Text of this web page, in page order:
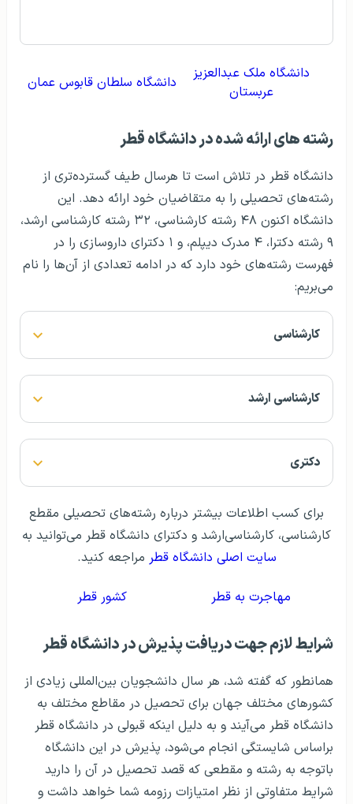
دانشگاه ملک عبدالعزیز
عربستان
دانشگاه سلطان قابوس عمان
رشته‌‌ های ارائه شده در دانشگاه قطر
دانشگاه قطر در تلاش است تا هرسال طیف گسترده‌تری از
رشته‌های تحصیلی را به متقاضیان خود ارائه دهد. این
دانشگاه اکنون ۴۸ رشته کارشناسی، ۳۲ رشته کارشناسی ارشد،
۹ رشته دکترا، ۴ مدرک دیپلم، و ۱ دکترای داروسازی را در
فهرست رشته‌های خود دارد که در ادامه تعدادی از آن‌ها را نام
می‌بریم:
کارشناسی
کارشناسی ارشد
دکتری
برای کسب اطلاعات بیشتر درباره رشته‌های تحصیلی مقطع
کارشناسی، کارشناسی‌ارشد و دکترای دانشگاه قطر می‌توانید به
سایت اصلی دانشگاه قطر مراجعه کنید.
مهاجرت به قطر کشور قطر
شرایط لازم جهت دریافت پذیرش در دانشگاه قطر
همانطور که گفته شد، هر سال دانشجویان بین‌المللی زیادی از
کشورهای مختلف جهان برای تحصیل در مقاطع مختلف به
دانشگاه قطر می‌آیند و به دلیل اینکه قبولی در دانشگاه قطر
براساس شایستگی انجام می‌شود، پذیرش در این دانشگاه
باتوجه به رشته و مقطعی که قصد تحصیل در آن را دارید
شرایط متفاوتی از نظر امتیازات رزومه شما خواهد داشت و